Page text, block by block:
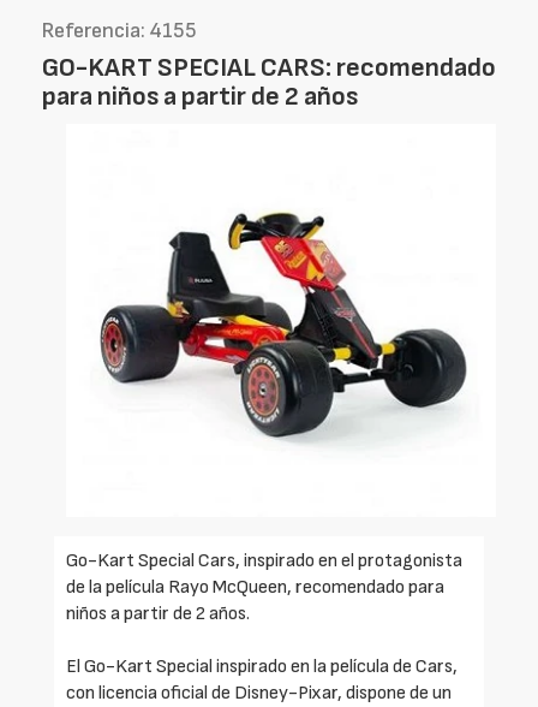
Referencia: 4155
GO-KART SPECIAL CARS: recomendado
para niños a partir de 2 años
Go-Kart Special Cars, inspirado en el protagonista
de la película Rayo McQueen, recomendado para
niños a partir de 2 años.
El Go-Kart Special inspirado en la película de Cars,
con licencia oficial de Disney-Pixar, dispone de un